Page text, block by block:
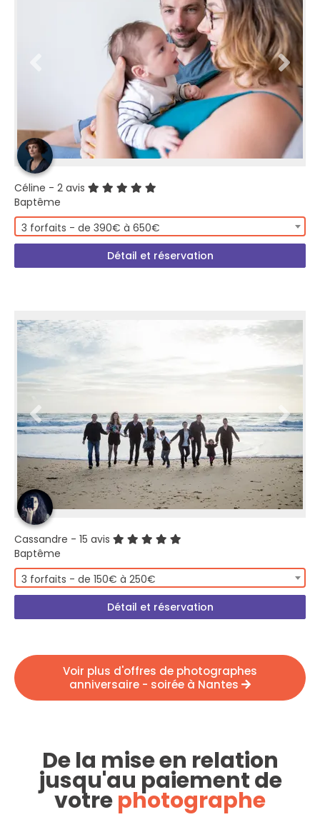
Céline - 2 avis
Baptême
3 forfaits - de 390€ à 650€
Détail et réservation
Cassandre - 15 avis
Baptême
3 forfaits - de 150€ à 250€
Détail et réservation
Voir plus d'offres de photographes
anniversaire - soirée à Nantes
De la mise en relation
jusqu'au paiement de
votrephotographe